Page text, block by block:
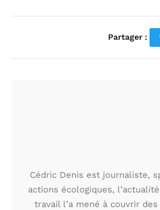
Partager :
Cédric Denis est journaliste,
actions écologiques,
travail l’a mené à couvrir